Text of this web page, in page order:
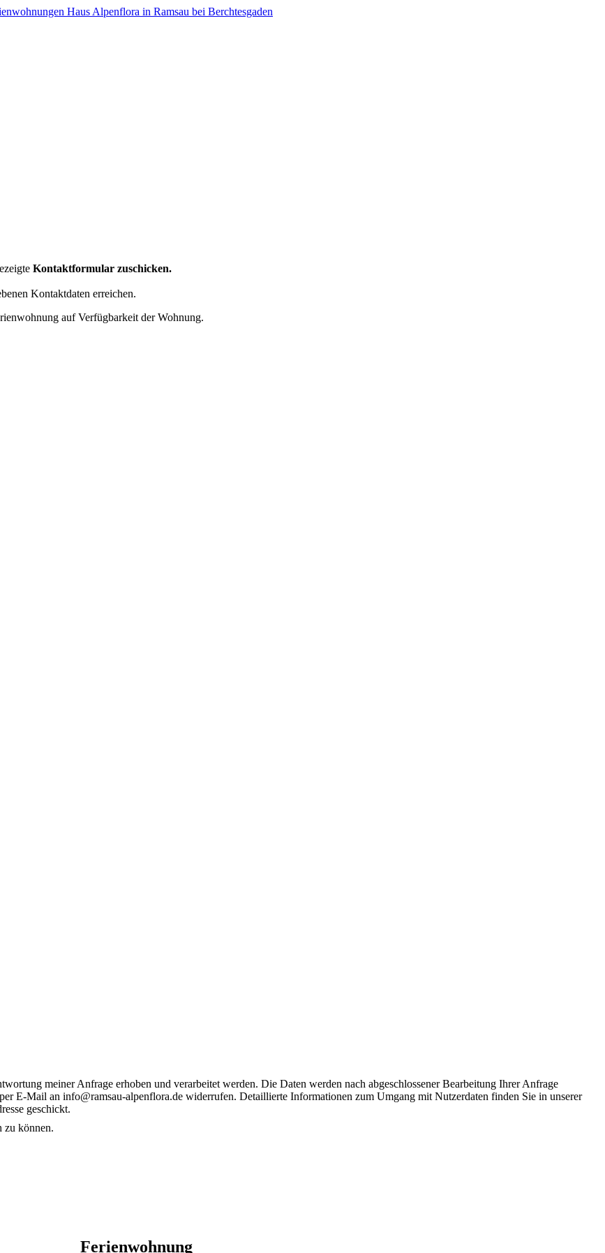
Kontaktformular zuschicken.
Kontaktdaten erreichen.
auf Verfügbarkeit der Wohnung.
meiner Anfrage erhoben und verarbeitet werden. Die Daten werden nach abgeschlossener Bearbeitung Ihrer Anfrage
E-Mail an info@ramsau-alpenflora.de widerrufen. Detaillierte Informationen zum Umgang mit Nutzerdaten finden Sie in unserer
geschickt.
zu können.
Ferienwohnung